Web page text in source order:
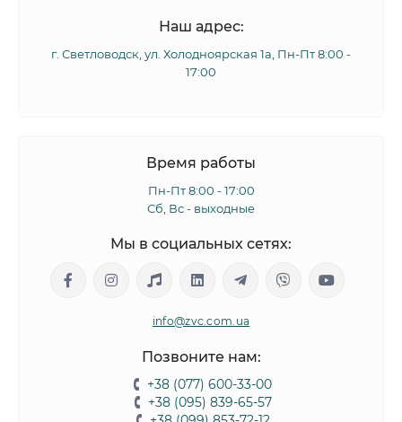
Наш адрес:
г. Светловодск, ул. Холодноярская 1а, Пн-Пт 8:00 -
17:00
Время работы
Пн-Пт 8:00 - 17:00
Сб, Вс - выходные
Мы в социальных сетях:
info@zvc.com.ua
Позвоните нам:
+38 (077) 600-33-00
+38 (095) 839-65-57